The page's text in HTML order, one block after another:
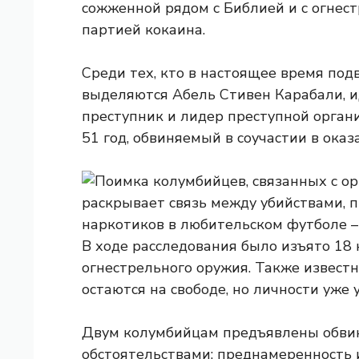
сожженной рядом с Библией и с
партией кокаина.
Среди тех, кто в настоящее время
выделяются Абель Стивен Карабали,
преступник и лидер преступной
51 год, обвиняемый в соучастии в
В ходе расследования было изъято
огнестрельного оружия. Также
остаются на свободе, но личности уже
Двум колумбийцам предъявлены
обстоятельствами: